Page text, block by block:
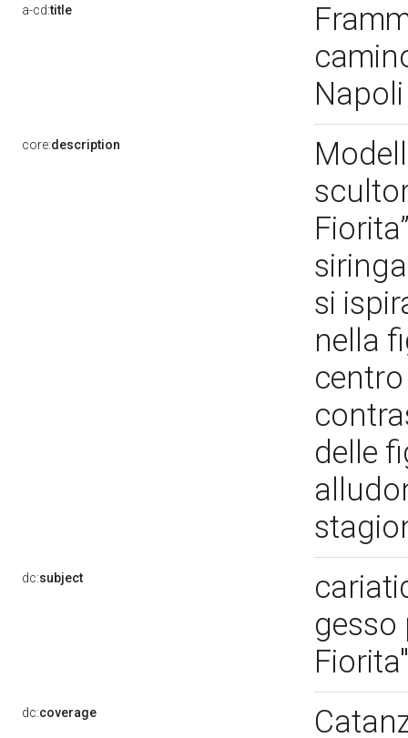
a-cd:title
core:description
si
nella
delle
dc:subject
gesso
dc:coverage